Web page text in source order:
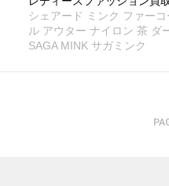
シェアード ミンク ファー
ル アウター ナイロン 茶 ダ
SAGA MINK サガミンク